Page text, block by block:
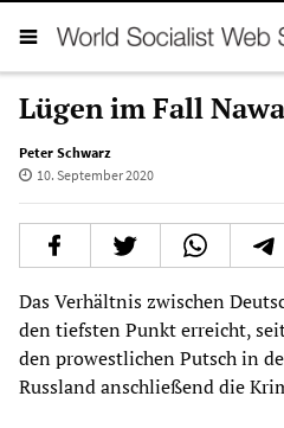
Lügen im Fall
Peter Schwarz
10. September 2020
Das Verhältnis zwischen
den tiefsten Punkt erreicht,
den prowestlichen Putsch in
Russland anschließend die